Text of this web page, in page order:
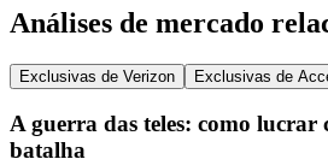
Análises de mercado
Exclusivas de Verizon Exclusivas de
A guerra das teles: como lucrar
batalha